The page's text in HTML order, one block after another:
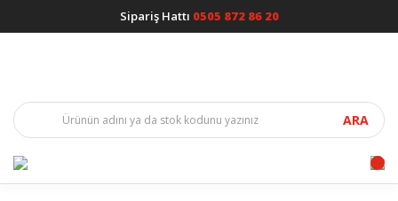
Sipariş Hattı 0505 872 86 20
ARA